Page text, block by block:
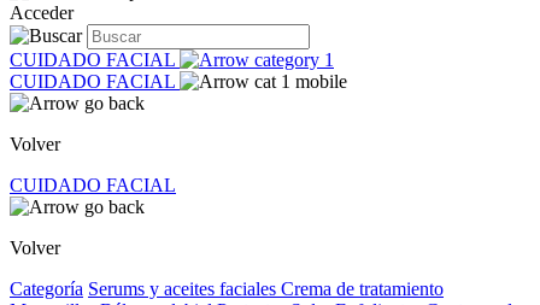
Acceder
CUIDADO FACIAL
CUIDADO FACIAL
Volver
CUIDADO FACIAL
Volver
Categoría Serums y aceites faciales Crema de tratamiento